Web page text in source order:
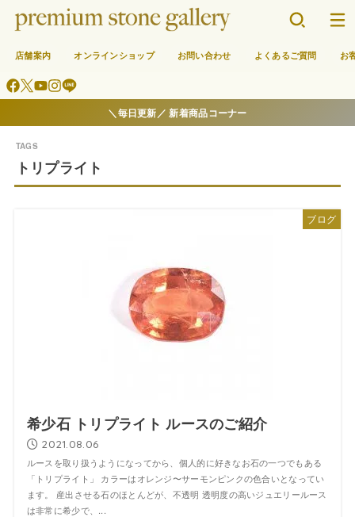
店舗案内 オンラインショップ お問い合わせ よくあるご質問 お
＼毎日更新／ 新着商品コーナー
トリプライト
ブログ
希少石 トリプライト ルースのご紹介
2021.08.06
ルースを取り扱うようになってから、個人的に好きなお石の一つでもある
「トリプライト」 カラーはオレンジ〜サーモンピンクの色合いとなってい
ます。 産出させる石のほとんどが、不透明 透明度の高いジュエリールース
は非常に希少で、...